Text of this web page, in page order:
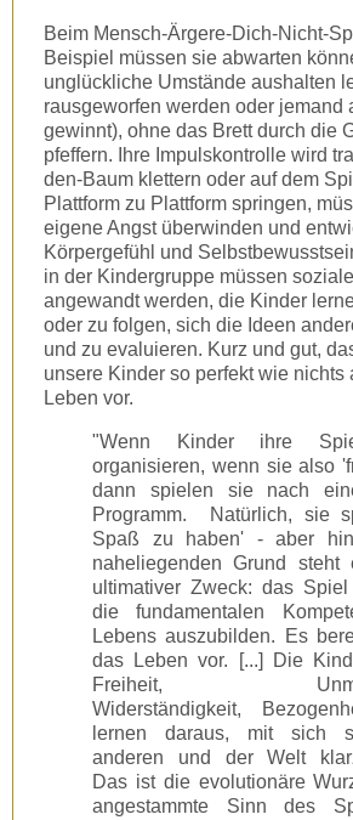
Beim Mensch-Ärgere-Dich-Nicht-
Beispiel müssen sie abwarten
unglückliche Umstände aushalten
rausgeworfen werden oder jemand
gewinnt), ohne das Brett durch die
pfeffern. Ihre Impulskontrolle wird
den-Baum klettern oder auf dem
Plattform zu Plattform springen,
eigene Angst überwinden und
Körpergefühl und
in der Kindergruppe müssen
angewandt werden, die Kinder
oder zu folgen, sich die Ideen
und zu evaluieren. Kurz und gut,
unsere Kinder so perfekt wie nichts
Leben vor.
"Wenn Kinder ihre
organisieren, wenn sie also
dann spielen sie nach
Programm. Natürlich, sie
Spaß zu haben' - aber
naheliegenden Grund steht
ultimativer Zweck: das
die fundamentalen
Lebens auszubilden. Es
das Leben vor. [...] Die
Freiheit,
Widerständigkeit,
lernen daraus, mit sich
anderen und der Welt
Das ist die evolutionäre
angestammte Sinn des